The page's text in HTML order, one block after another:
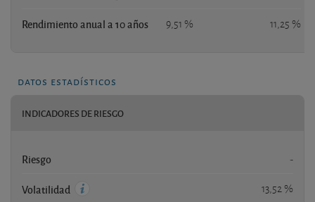
Rendimiento anual a 10 años 9,51 % 11,25 %
datos estadísticos
INDICADORES DE RIESGO
Riesgo -
Volatilidad 13,52 %